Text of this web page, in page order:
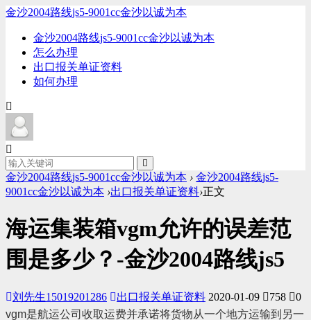
金沙2004路线js5-9001cc金沙以诚为本
金沙2004路线js5-9001cc金沙以诚为本
怎么办理
出口报关单证资料
如何办理
金沙2004路线js5-9001cc金沙以诚为本 › 金沙2004路线js5-
9001cc金沙以诚为本 ›出口报关单证资料›正文
海运集装箱vgm允许的误差范
围是多少？-金沙2004路线js5
刘先生15019201286 出口报关单证资料 2020-01-09 758
0
vgm是航运公司收取运费并承诺将货物从一个地方运输到另一